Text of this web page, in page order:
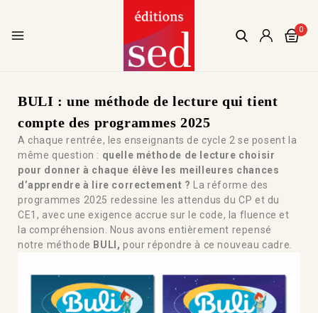
0
BULI : une méthode de lecture qui tient
compte des programmes 2025
A chaque rentrée, les enseignants de cycle 2 se posent la
même question : quelle méthode de lecture choisir
pour donner à chaque élève les meilleures chances
d’apprendre à lire correctement ?
La réforme des
programmes 2025 redessine les attendus du CP et du
CE1, avec une exigence accrue sur le code, la fluence et
la compréhension. Nous avons entièrement repensé
notre méthode BULI, pour répondre à ce nouveau cadre.